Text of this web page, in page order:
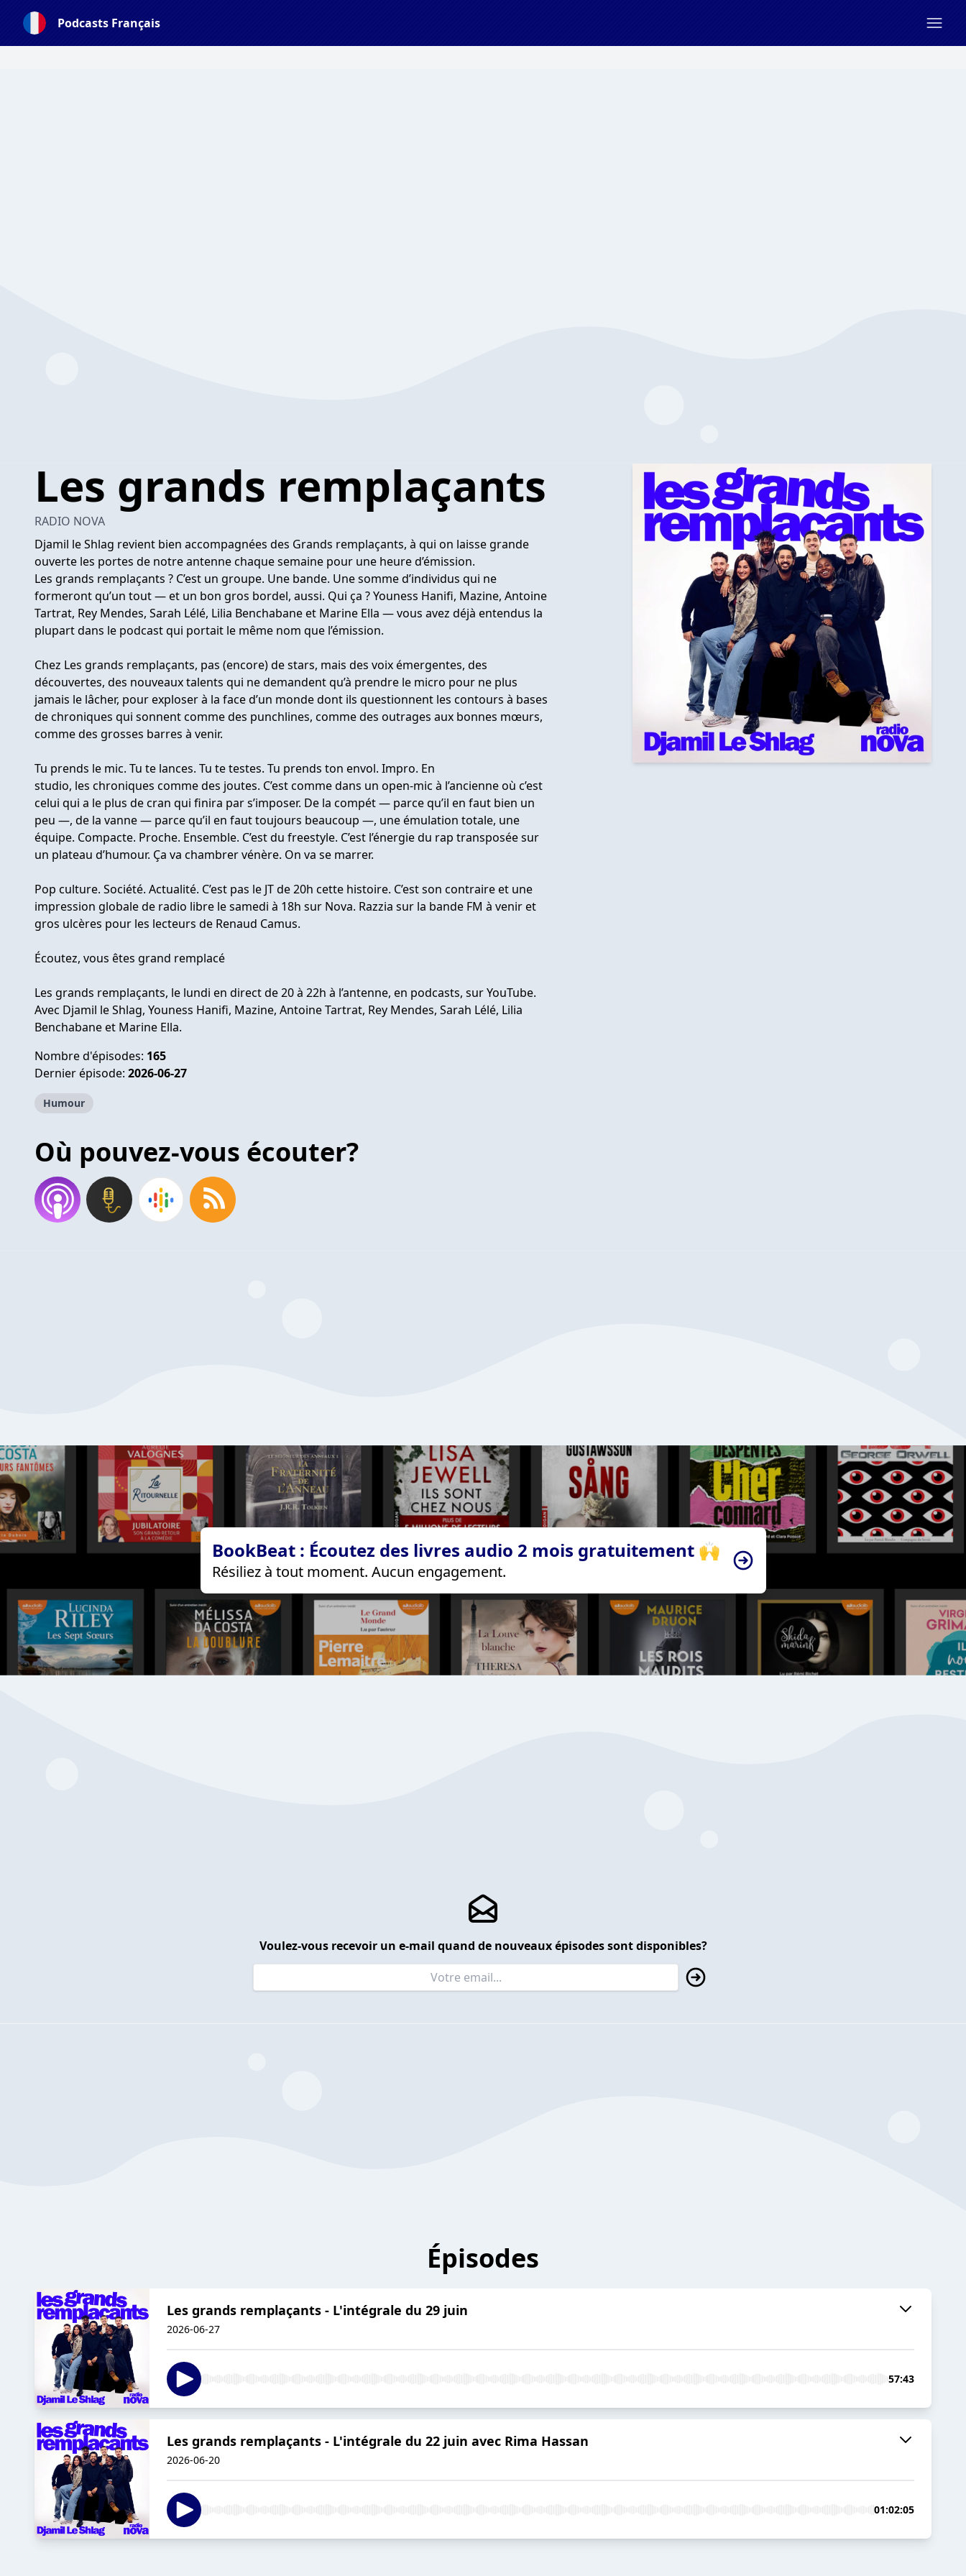
Podcasts Français
Les grands remplaçants
RADIO NOVA
Djamil le Shlag revient bien accompagnées des Grands remplaçants, à qui on laisse grande
ouverte les portes de notre antenne chaque semaine pour une heure d’émission.
Les grands remplaçants ? C’est un groupe. Une bande. Une somme d’individus qui ne
formeront qu’un tout — et un bon gros bordel, aussi. Qui ça ? Youness Hanifi, Mazine, Antoine
Tartrat, Rey Mendes, Sarah Lélé, Lilia Benchabane et Marine Ella — vous avez déjà entendus la
plupart dans le podcast qui portait le même nom que l’émission.
Chez Les grands remplaçants, pas (encore) de stars, mais des voix émergentes, des
découvertes, des nouveaux talents qui ne demandent qu’à prendre le micro pour ne plus
jamais le lâcher, pour exploser à la face d’un monde dont ils questionnent les contours à bases
de chroniques qui sonnent comme des punchlines, comme des outrages aux bonnes mœurs,
comme des grosses barres à venir.
Tu prends le mic. Tu te lances. Tu te testes. Tu prends ton envol. Impro. En
studio, les chroniques comme des joutes. C’est comme dans un open-mic à l’ancienne où c’est
celui qui a le plus de cran qui finira par s’imposer. De la compét — parce qu’il en faut bien un
peu —, de la vanne — parce qu’il en faut toujours beaucoup —, une émulation totale, une
équipe. Compacte. Proche. Ensemble. C’est du freestyle. C’est l’énergie du rap transposée sur
un plateau d’humour. Ça va chambrer vénère. On va se marrer.
Pop culture. Société. Actualité. C’est pas le JT de 20h cette histoire. C’est son contraire et une
impression globale de radio libre le samedi à 18h sur Nova. Razzia sur la bande FM à venir et
gros ulcères pour les lecteurs de Renaud Camus.
Écoutez, vous êtes grand remplacé
Les grands remplaçants, le lundi en direct de 20 à 22h à l’antenne, en podcasts, sur YouTube.
Avec Djamil le Shlag, Youness Hanifi, Mazine, Antoine Tartrat, Rey Mendes, Sarah Lélé, Lilia
Benchabane et Marine Ella.
Nombre d'épisodes: 165
Dernier épisode: 2026-06-27
Humour
Où pouvez-vous écouter?
BookBeat : Écoutez des livres audio 2 mois gratuitement 🙌
Résiliez à tout moment. Aucun engagement.
Voulez-vous recevoir un e-mail quand de nouveaux épisodes sont disponibles?
Épisodes
Les grands remplaçants - L'intégrale du 29 juin
2026-06-27
57:43
Les grands remplaçants - L'intégrale du 22 juin avec Rima Hassan
2026-06-20
01:02:05